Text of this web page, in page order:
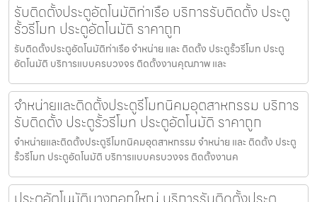
รับติดตั้งประตูอัตโนมัติท่าเรือ บริการรับติดตั้ง ประตู
รั้วรีโมท ประตูอัตโนมัติ ราคาถูก
รับติดตั้งประตูอัตโนมัติท่าเรือ จำหน่าย และ ติดตั้ง ประตูรั้วรีโมท ประตู
อัตโนมัติ บริการแบบครบวงจร ติดตั้งงานคุณภาพ และ
จำหน่ายและติดตั้งประตูรีโมทนิคมอุตสาหกรรม บริการ
รับติดตั้ง ประตูรั้วรีโมท ประตูอัตโนมัติ ราคาถูก
จำหน่ายและติดตั้งประตูรีโมทนิคมอุตสาหกรรม จำหน่าย และ ติดตั้ง ประตู
รั้วรีโมท ประตูอัตโนมัติ บริการแบบครบวงจร ติดตั้งงานค